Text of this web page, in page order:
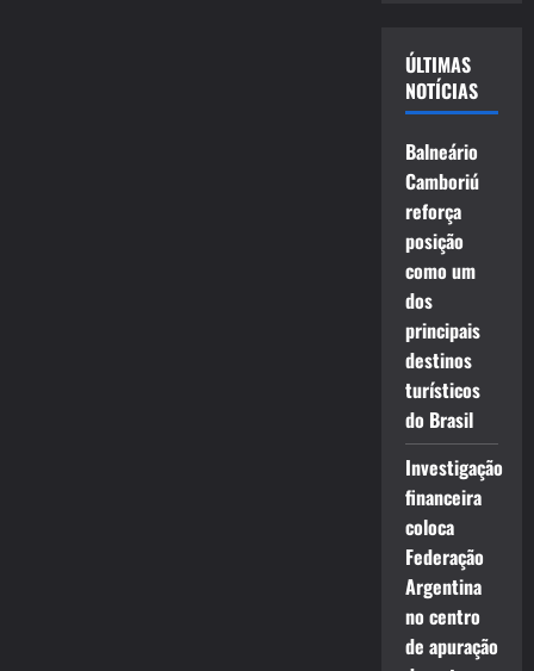
ÚLTIMAS
NOTÍCIAS
Balneário
Camboriú
reforça
posição
como um
dos
principais
destinos
turísticos
do Brasil
Investigação
financeira
coloca
Federação
Argentina
no centro
de apuração